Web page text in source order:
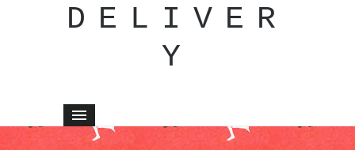
DELIVER
Y